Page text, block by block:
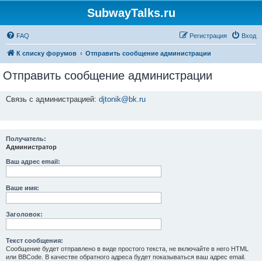
SubwayTalks.ru
FAQ Вход
Регистрация
К списку форумов Отправить сообщение администрации
Отправить сообщение администрации
Связь с администрацией: djtonik@bk.ru
Получатель:
Администратор
Ваш адрес email:
Ваше имя:
Заголовок:
Текст сообщения:
Сообщение будет отправлено в виде простого текста, не включайте в него HTML
или BBCode. В качестве обратного адреса будет показываться ваш адрес email.